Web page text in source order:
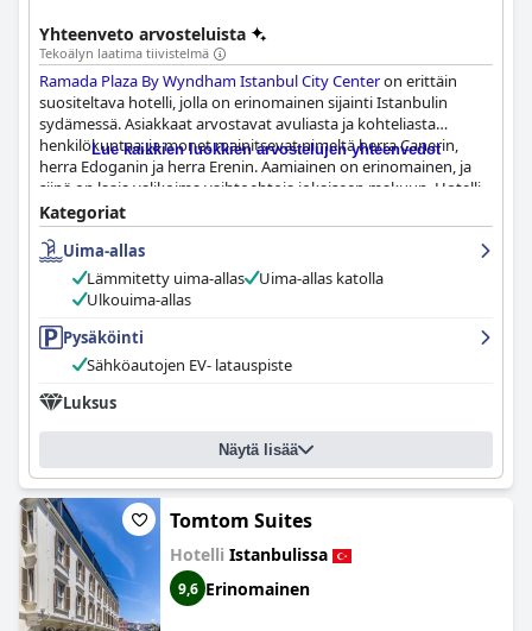
Yhteenveto arvosteluista
Tekoälyn laatima tiivistelmä
Ramada Plaza By Wyndham Istanbul City Centeron erittäin
suositeltava hotelli, jolla on erinomainen sijainti Istanbulin
sydämessä. Asiakkaat arvostavat avuliasta ja kohteliasta
henkilökuntaa, ja monet mainitsevat nimeltä herra Canerin,
herra Edoganin ja herra Erenin. Aamiainen on erinomainen, ja
siinä on laaja valikoima vaihtoehtoja jokaiseen makuun. Hotelli
tarjoaa siistejä ja mukavia huoneita, joissa on kaikki tarvittavat
mukavuudet, vaikka jotkut huoneet saattaisivat hyötyä pienistä
kunnostustöistä. Hotelli on ylpeä tarjotessaan siistin ja hyvin
hoidetun majoituksen asiakkailleen. Allas- ja spa-alue on hyvin
varusteltu ja tarjoaa varmasti virkistävän kokemuksen sekä sisä-
hotellia sen sijainnin, huoneiden koon, erinomaisen aamiaisen ja
erinomaisen palvelutiimin vuoksi.
Lue kaikkien luokkien arvostelujen yhteenvedot
Kategoriat
Uima-allas
Lämmitetty uima-allas
Uima-allas katolla
Ulkouima-allas
Pysäköinti
Sähköautojen EV- latauspiste
Luksus
Näytä lisää
Tomtom Suites
Hotelli Istanbulissa
9,6 Erinomainen